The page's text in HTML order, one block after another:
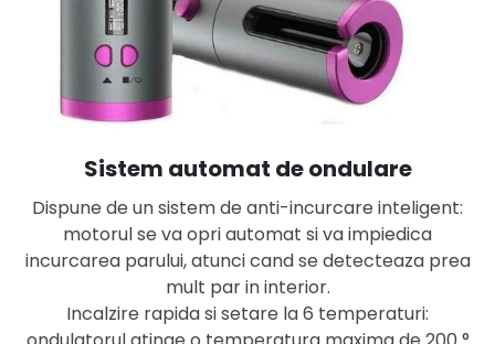
Sistem automat de ondulare
Dispune de un sistem de anti-incurcare inteligent:
motorul se va opri automat si va impiedica
incurcarea parului, atunci cand se detecteaza prea
mult par in interior.
Incalzire rapida si setare la 6 temperaturi: